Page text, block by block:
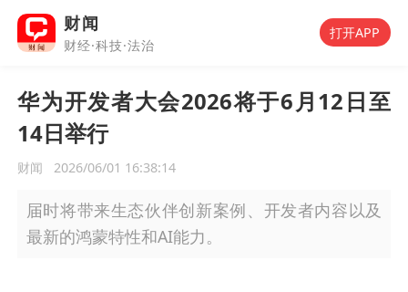
财闻
财经·科技·法治
打开APP
华为开发者大会2026将于6月12日至
14日举行
财闻 2026/06/01 16:38:14
届时将带来生态伙伴创新案例、开发者内容以及
最新的鸿蒙特性和AI能力。